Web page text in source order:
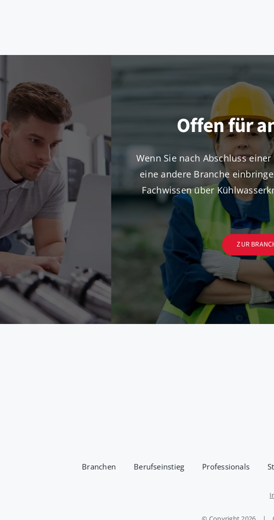
Offen für
Wenn Sie nach Abschluss
eine andere Branche
Fachwissen über
ZUR
Branchen Berufseinstieg Professionals